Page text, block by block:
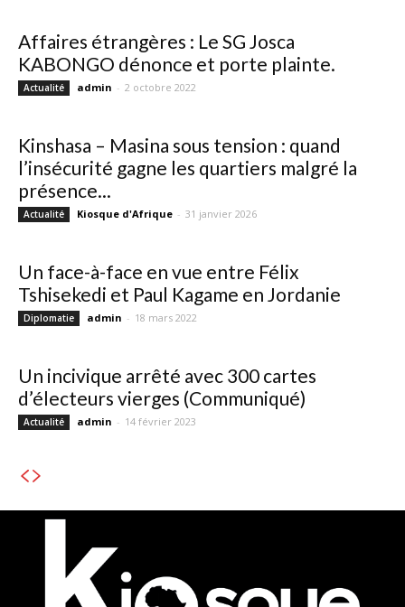
Affaires étrangères : Le SG Josca
KABONGO dénonce et porte plainte.
Actualité admin - 2 octobre 2022
Kinshasa – Masina sous tension : quand
l’insécurité gagne les quartiers malgré la
présence...
Actualité Kiosque d'Afrique - 31 janvier 2026
Un face-à-face en vue entre Félix
Tshisekedi et Paul Kagame en Jordanie
Diplomatie admin - 18 mars 2022
Un incivique arrêté avec 300 cartes
d’électeurs vierges (Communiqué)
Actualité admin - 14 février 2023